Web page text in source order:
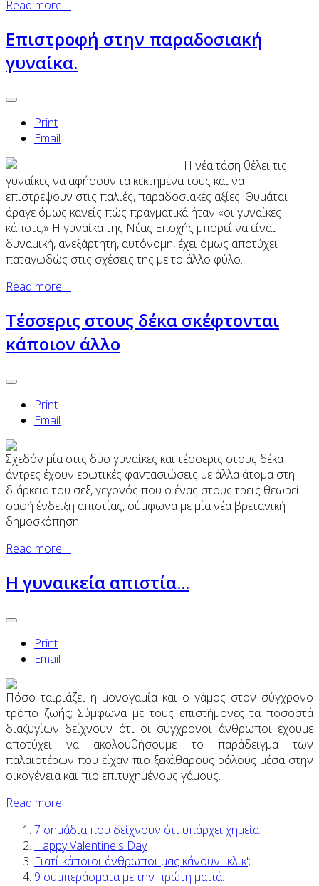
Read more ...
Επιστροφή στην παραδοσιακή
γυναίκα.
Print
Email
Η νέα τάση θέλει τις
γυναίκες να αφήσουν τα κεκτημένα τους και να
επιστρέψουν στις παλιές, παραδοσιακές αξίες. Θυμάται
άραγε όμως κανείς πώς πραγματικά ήταν «οι γυναίκες
κάποτε;» Η γυναίκα της Νέας Εποχής μπορεί να είναι
δυναμική, ανεξάρτητη, αυτόνομη, έχει όμως αποτύχει
παταγωδώς στις σχέσεις της με το άλλο φύλο.
Read more ...
Τέσσερις στους δέκα σκέφτονται
κάποιον άλλο
Print
Email
Σχεδόν μία στις δύο γυναίκες και τέσσερις στους δέκα
άντρες έχουν ερωτικές φαντασιώσεις με άλλα άτομα στη
διάρκεια του σεξ, γεγονός που ο ένας στους τρεις θεωρεί
σαφή ένδειξη απιστίας, σύμφωνα με μία νέα βρετανική
δημοσκόπηση.
Read more ...
Η γυναικεία απιστία...
Print
Email
Πόσο ταιριάζει η μονογαμία και ο γάμος στον σύγχρονο
τρόπο ζωής; Σύμφωνα με τους επιστήμονες τα ποσοστά
διαζυγίων δείχνουν ότι οι σύγχρονοι άνθρωποι έχουμε
αποτύχει να ακολουθήσουμε το παράδειγμα των
παλαιοτέρων που είχαν πιο ξεκάθαρους ρόλους μέσα στην
οικογένεια και πιο επιτυχημένους γάμους.
Read more ...
7 σημάδια που δείχνουν ότι υπάρχει χημεία
Happy Valentine's Day
Γιατί κάποιοι άνθρωποι μας κάνουν "κλικ';
9 συμπεράσματα με την πρώτη ματιά.